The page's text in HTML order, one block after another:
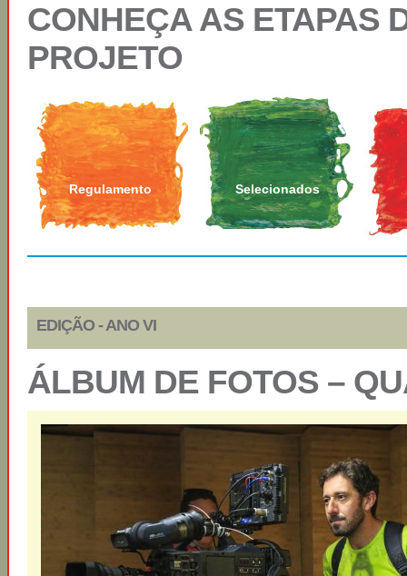
CONHEÇA AS ETAPAS
PROJETO
Regulamento Selecionados
EDIÇÃO - ANO VI
ÁLBUM DE FOTOS –